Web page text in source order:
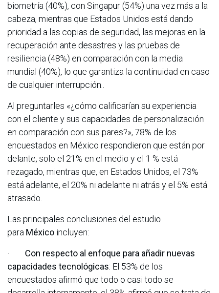
biometría (40%), con Singapur (54%) una vez más a la
cabeza, mientras que Estados Unidos está dando
prioridad a las copias de seguridad, las mejoras en la
recuperación ante desastres y las pruebas de
resiliencia (48%) en comparación con la media
mundial (40%), lo que garantiza la continuidad en caso
de cualquier interrupción..
Al preguntarles «¿cómo calificarían su experiencia
con el cliente y sus capacidades de personalización
en comparación con sus pares?», 78% de los
encuestados en México respondieron que están por
delante, solo el 21% en el medio y el 1 % está
rezagado, mientras que, en Estados Unidos, el 73%
está adelante, el 20% ni adelante ni atrás y el 5% está
atrasado.
Las principales conclusiones del estudio
para México incluyen:
· Con respecto al enfoque para añadir nuevas
capacidades tecnológicas: El 53% de los
encuestados afirmó que todo o casi todo se